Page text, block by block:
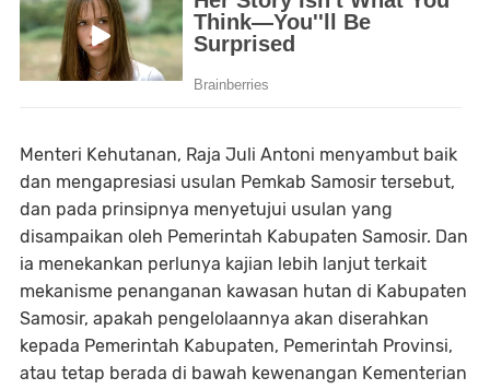
Menteri Kehutanan, Raja Juli Antoni menyambut baik
dan mengapresiasi usulan Pemkab Samosir tersebut,
dan pada prinsipnya menyetujui usulan yang
disampaikan oleh Pemerintah Kabupaten Samosir. Dan
ia menekankan perlunya kajian lebih lanjut terkait
mekanisme penanganan kawasan hutan di Kabupaten
Samosir, apakah pengelolaannya akan diserahkan
kepada Pemerintah Kabupaten, Pemerintah Provinsi,
atau tetap berada di bawah kewenangan Kementerian